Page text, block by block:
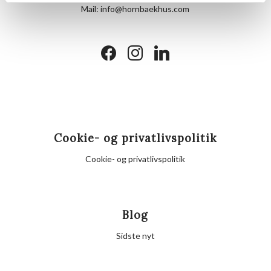
Mail:info@hornbaekhus.com
facebookinstagramlinkedin
Cookie- og privatlivspolitik
Cookie- og privatlivspolitik
Blog
Sidste nyt